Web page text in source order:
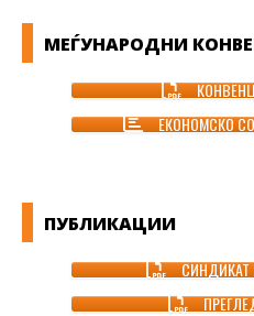
МЕЃУНАРОДНИ
ЕКОНОМСКО
ПУБЛИКАЦИИ
СИНДИКАТ